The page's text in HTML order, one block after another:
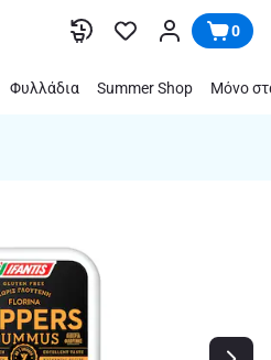
0
Φυλλάδια Summer Shop Μόνο